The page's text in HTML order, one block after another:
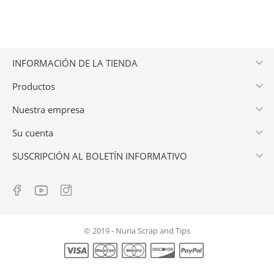
INFORMACIÓN DE LA TIENDA 
Productos 
Nuestra empresa 
Su cuenta 
SUSCRIPCIÓN AL BOLETÍN INFORMATIVO 
© 2019 - Nuria Scrap and Tips